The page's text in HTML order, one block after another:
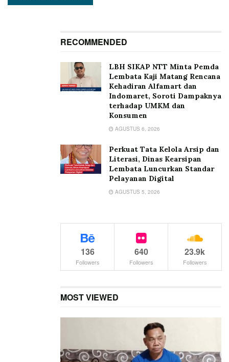
RECOMMENDED
LBH SIKAP NTT Minta Pemda
Lembata Kaji Matang Rencana
Kehadiran Alfamart dan
Indomaret, Soroti Dampaknya
terhadap UMKM dan
Konsumen
AGUSTUS 6, 2026
Perkuat Tata Kelola Arsip dan
Literasi, Dinas Kearsipan
Lembata Luncurkan Standar
Pelayanan Digital
AGUSTUS 5, 2026
136
Followers
640
Followers
23.9k
Followers
MOST VIEWED